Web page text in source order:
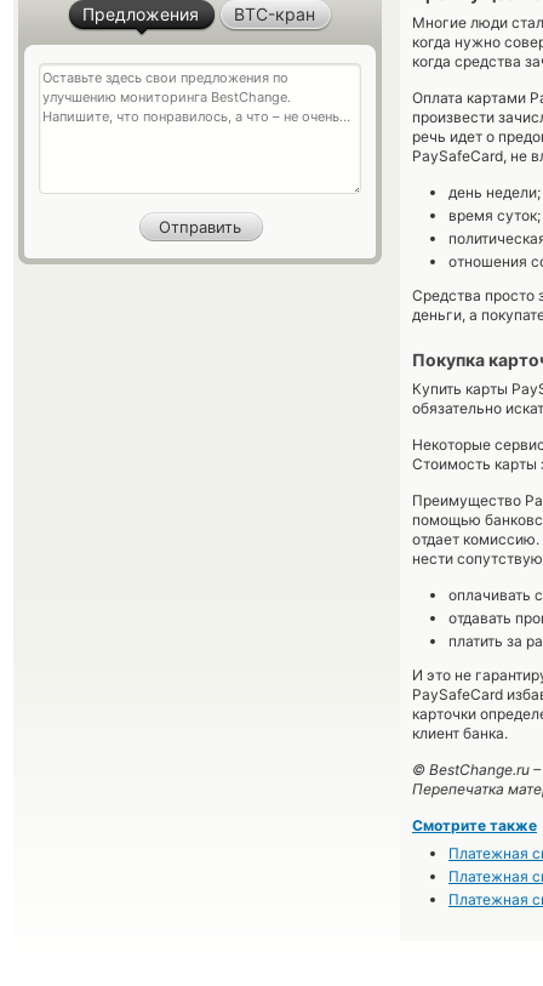
Многие люди
когда нужно
когда средства
Оплата картами
произвести
речь идет о
PaySafeCard, не
день недели;
время суток;
отношения
Средства просто
деньги, а
Покупка
Купить карты
обязательно
Некоторые
Стоимость карты
Преимущество
помощью
отдает
нести
оплачивать
отдавать
платить за
И это не
PaySafeCard
карточки
клиент банка.
© BestChange.ru –
Перепечатка
Смотрите также
Платежная
Платежная
Платежная
Предложения BTC-кран